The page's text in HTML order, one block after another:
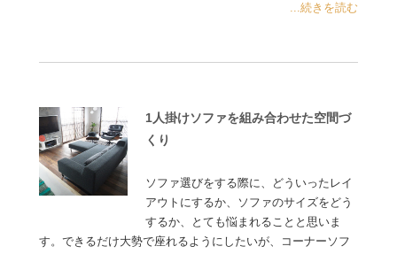
...続きを読む
1人掛けソファを組み合わせた空間づ
くり
ソファ選びをする際に、どういったレイ
アウトにするか、ソファのサイズをどう
するか、とても悩まれることと思いま
す。できるだけ大勢で座れるようにしたいが、コーナーソフ